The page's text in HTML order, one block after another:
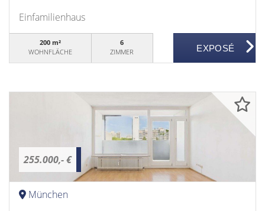
Einfamilienhaus
200 m²
WOHNFLÄCHE
6
ZIMMER
255.000,- €
München